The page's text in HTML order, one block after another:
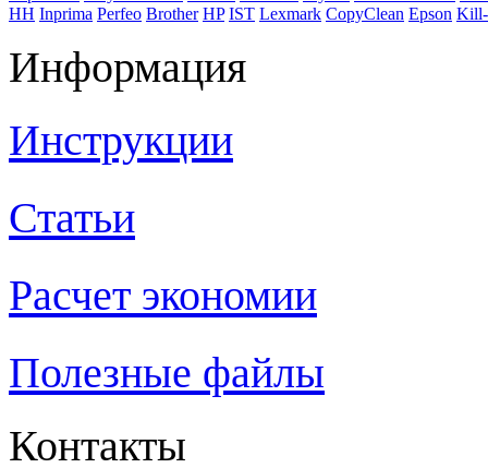
НН Inprima Perfeo Brother HP IST Lexmark CopyClean Epson
Информация
Инструкции
Статьи
Расчет экономии
Полезные файлы
Контакты